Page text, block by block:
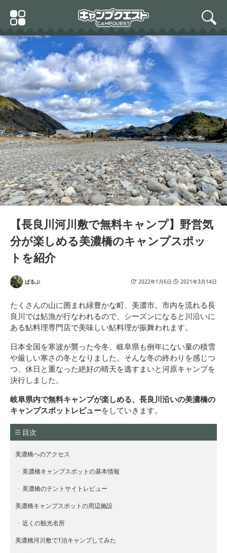
Primary
Menu
search
【長良川河川敷で無料キャンプ】野営気
分が楽しめる美濃橋のキャンプスポッ
トを紹介
ぱるぷ 2022年1月6日 2021年3月14日
たくさんの山に囲まれ緑豊かな町、美濃市。市内を流れる長
良川では鮎漁が行なわれるので、シーズンになると川沿いに
ある鮎料理専門店で美味しい鮎料理が振舞われます。
日本全国を寒波が襲った今冬、岐阜県も例年にない量の積雪
や厳しい寒さの冬となりました。そんな冬の終わりを感じつ
つ、休日と重なった絶好の晴天を逃すまいと河原キャンプを
決行しました。
岐阜県内で無料キャンプが楽しめる、長良川沿いの美濃橋の
キャンプスポットレビューをしていきます。
目次
美濃橋へのアクセス
美濃橋キャンプスポットの基本情報
美濃橋のテントサイトレビュー
美濃橋キャンプスポットの周辺施設
近くの観光名所
美濃橋河川敷で1泊キャンプしてみた